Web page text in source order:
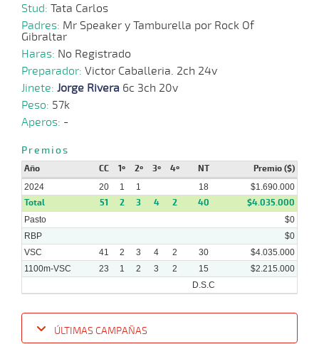
Stud: Tata Carlos
Padres: Mr Speaker y Tamburella por Rock Of
Gibraltar
Haras: No Registrado
Preparador: Victor Caballeria. 2ch 24v
Jinete: Jorge Rivera 6c 3ch 20v
Peso: 57k
Aperos: -
Premios
Año CC 1º 2º 3º 4º NT Premio ($)
2024 20 1 1 18 $1.690.000
Total 51 2 3 4 2 40 $4.035.000
Pasto
$0
RBP
$0
VSC
41 2 3 4 2 30
$4.035.000
1100m-VSC
23 1 2 3 2 15
$2.215.000
D.S.C
ÚLTIMAS CAMPAÑAS